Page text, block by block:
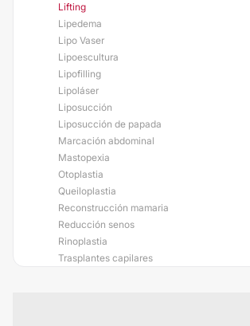
Lifting
Lipedema
Lipo Vaser
Lipoescultura
Lipofilling
Lipoláser
Liposucción
Liposucción de papada
Marcación abdominal
Mastopexia
Otoplastia
Queiloplastia
Reconstrucción mamaria
Reducción senos
Rinoplastia
Trasplantes capilares